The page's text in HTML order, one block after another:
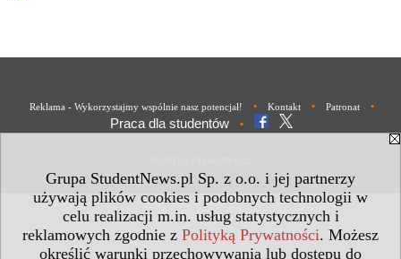
Grupa StudentNews.pl Sp. z o.o. i jej partnerzy
używają plików cookies i podobnych technologii w
celu realizacji m.in. usług statystycznych i
reklamowych zgodnie z Polityką Prywatności. Możesz
określić warunki przechowywania lub dostępu do
Reklama - Wykorzystajmy wspólnie nasz potencjał! • Kontakt • Patronat •
Praca dla studentów •